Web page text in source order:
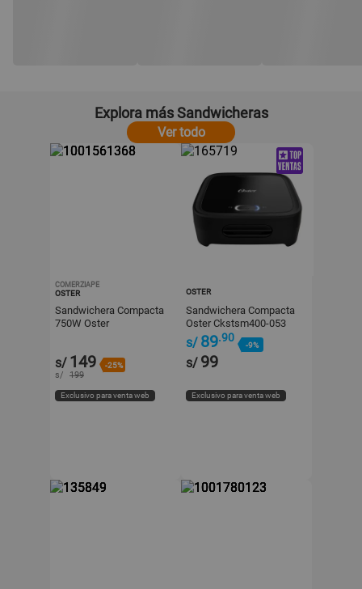
Explora más Sandwicheras
Ver todo
COMERZIAPE
OSTER
Sandwichera Compacta
750W Oster
s/ 149 -25%
s/ 199
Exclusivo para venta web
OSTER
Sandwichera Compacta
Oster Ckstsm400-053
Negro
s/ 89.90
-9%
s/ 99
Exclusivo para venta web